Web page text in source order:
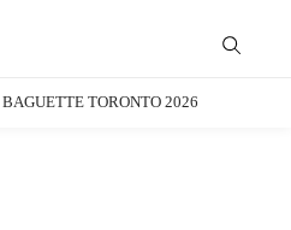
TORONTO 2026